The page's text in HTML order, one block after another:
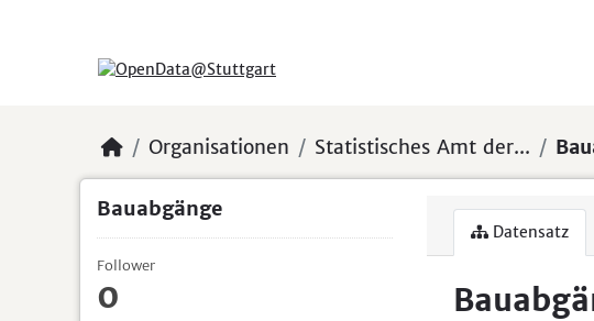
Organisationen Statistisches Amt der...
Bauabgänge
Follower
0
Datensatz